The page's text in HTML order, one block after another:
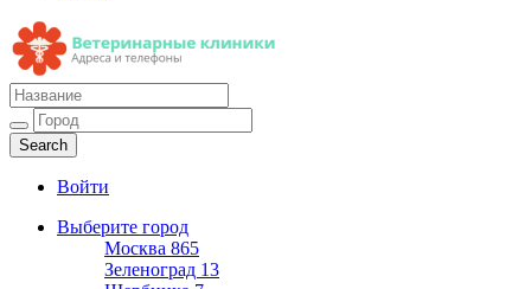
Ветеринарные клиники
Адреса и телефоны
Войти
Выберите город
Москва 865
Зеленоград 13